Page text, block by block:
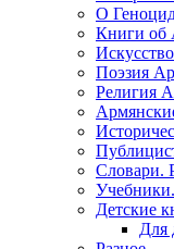
О
Книги об
Поэзия
Религия
Словари.
Детские
Для